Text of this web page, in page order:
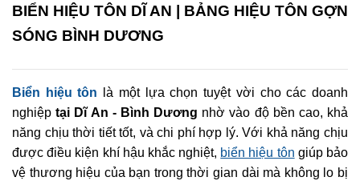
BIỂN HIỆU TÔN DĨ AN | BẢNG HIỆU TÔN GỢN
SÓNG BÌNH DƯƠNG
Biển hiệu tôn là một lựa chọn tuyệt vời cho các doanh
nghiệptại Dĩ An - Bình Dương nhờ vào độ bền cao, khả
năng chịu thời tiết tốt, và chi phí hợp lý. Với khả năng chịu
được điều kiện khí hậu khắc nghiệt, biển hiệu tôn giúp bảo
vệ thương hiệu của bạn trong thời gian dài mà không lo bị